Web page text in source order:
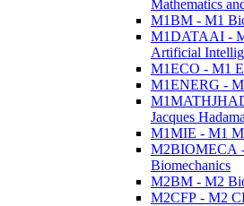
Mathematics
M1BM - M1
M1DATAAI -
Artificial
M1ECO - M1
M1ENERG -
Jacques
M1MIE - M1
M2BIOMECA
Biomechanics
M2BM - M2
M2CFP - M2